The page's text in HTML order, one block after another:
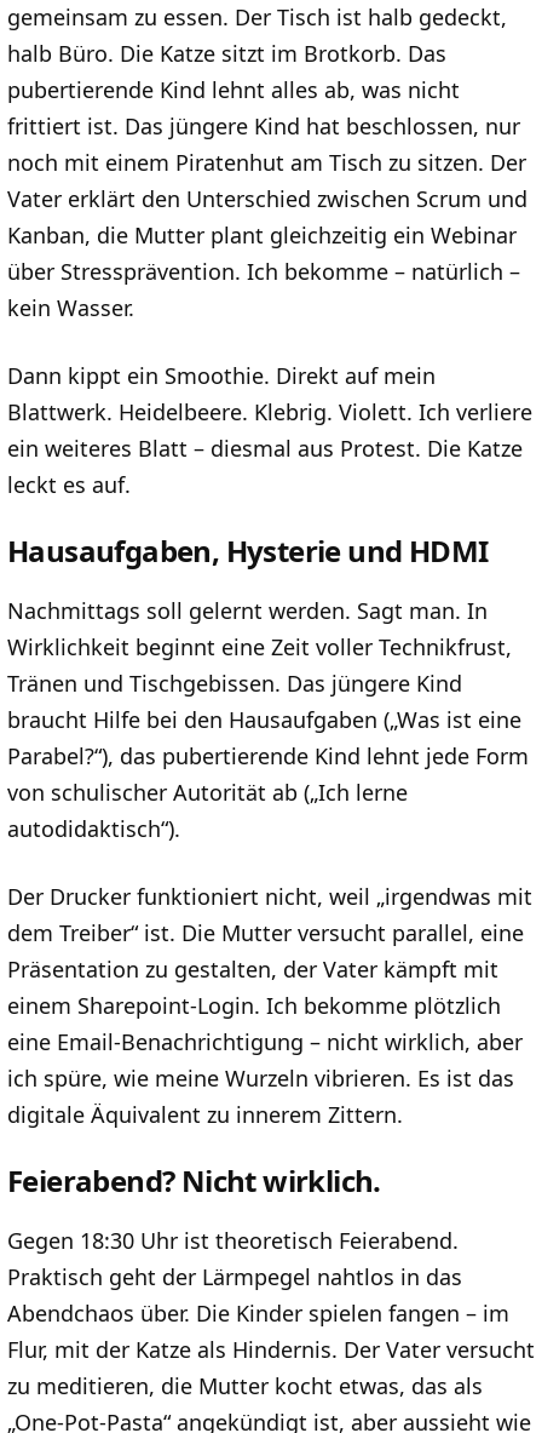
gemeinsam zu essen. Der Tisch ist halb gedeckt,
halb Büro. Die Katze sitzt im Brotkorb. Das
pubertierende Kind lehnt alles ab, was nicht
frittiert ist. Das jüngere Kind hat beschlossen, nur
noch mit einem Piratenhut am Tisch zu sitzen. Der
Vater erklärt den Unterschied zwischen Scrum und
Kanban, die Mutter plant gleichzeitig ein Webinar
über Stressprävention. Ich bekomme – natürlich –
kein Wasser.
Dann kippt ein Smoothie. Direkt auf mein
Blattwerk. Heidelbeere. Klebrig. Violett. Ich verliere
ein weiteres Blatt – diesmal aus Protest. Die Katze
leckt es auf.
Hausaufgaben, Hysterie und HDMI
Nachmittags soll gelernt werden. Sagt man. In
Wirklichkeit beginnt eine Zeit voller Technikfrust,
Tränen und Tischgebissen. Das jüngere Kind
braucht Hilfe bei den Hausaufgaben („Was ist eine
Parabel?“), das pubertierende Kind lehnt jede Form
von schulischer Autorität ab („Ich lerne
autodidaktisch“).
Der Drucker funktioniert nicht, weil „irgendwas mit
dem Treiber“ ist. Die Mutter versucht parallel, eine
Präsentation zu gestalten, der Vater kämpft mit
einem Sharepoint-Login. Ich bekomme plötzlich
eine Email-Benachrichtigung – nicht wirklich, aber
ich spüre, wie meine Wurzeln vibrieren. Es ist das
digitale Äquivalent zu innerem Zittern.
Feierabend? Nicht wirklich.
Gegen 18:30 Uhr ist theoretisch Feierabend.
Praktisch geht der Lärmpegel nahtlos in das
Abendchaos über. Die Kinder spielen fangen – im
Flur, mit der Katze als Hindernis. Der Vater versucht
zu meditieren, die Mutter kocht etwas, das als
„One-Pot-Pasta“ angekündigt ist, aber aussieht wie